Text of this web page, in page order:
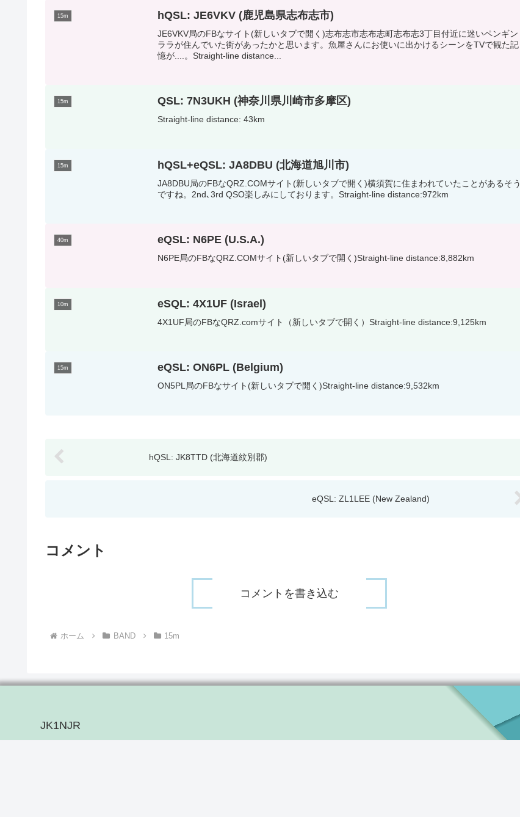
15m hQSL: JE6VKV (鹿児島県志布志市)
JE6VKV局のFBなサイト(新しいタブで開く)志布志市志布志町志布志3丁目付近に迷いペンギン
ララが住んでいた街があったかと思います。魚屋さんにお使いに出かけるシーンをTVで観た記
憶が....。Straight-line distance...
15m QSL: 7N3UKH (神奈川県川崎市多摩区)
Straight-line distance: 43km
15m hQSL+eQSL: JA8DBU (北海道旭川市)
JA8DBU局のFBなQRZ.COMサイト(新しいタブで開く)横須賀に住まわれていたことがあるそう
ですね。2nd､3rd QSO楽しみにしております。Straight-line distance:972km
40m eQSL: N6PE (U.S.A.)
N6PE局のFBなQRZ.COMサイト(新しいタブで開く)Straight-line distance:8,882km
10m eSQL: 4X1UF (Israel)
4X1UF局のFBなQRZ.comサイト（新しいタブで開く）Straight-line distance:9,125km
15m eQSL: ON6PL (Belgium)
ON5PL局のFBなサイト(新しいタブで開く)Straight-line distance:9,532km
hQSL: JK8TTD (北海道紋別郡)
eQSL: ZL1LEE (New Zealand)
コメント
コメントを書き込む
ホーム BAND 15m
JK1NJR